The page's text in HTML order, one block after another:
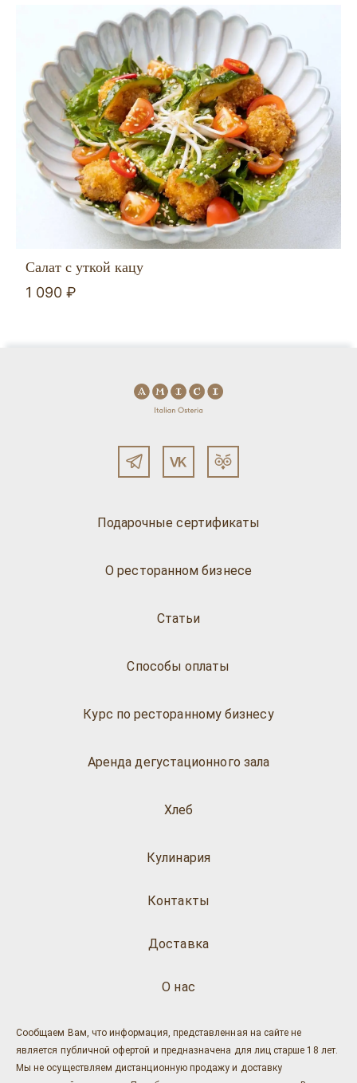
Салат с уткой кацу
1 090 ₽
Подарочные сертификаты
О ресторанном бизнесе
Статьи
Способы оплаты
Курс по ресторанному бизнесу
Аренда дегустационного зала
Хлеб
Кулинария
О нас
Доставка
Контакты
Сообщаем Вам, что информация, представленная на сайте не
является публичной офертой и предназначена для лиц старше 18 лет.
Мы не осуществляем дистанционную продажу и доставку